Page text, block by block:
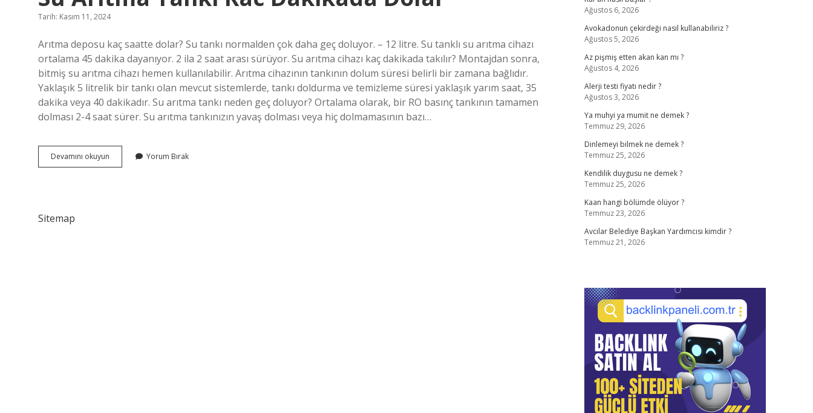
Tarih: Kasım 11, 2024
Arıtma deposu kaç saatte dolar? Su tankı normalden çok daha geç doluyor. – 12 litre. Su tanklı su arıtma cihazı
ortalama 45 dakika dayanıyor. 2 ila 2 saat arası sürüyor. Su arıtma cihazı kaç dakikada takılır? Montajdan sonra,
bitmiş su arıtma cihazı hemen kullanılabilir. Arıtma cihazının tankının dolum süresi belirli bir zamana bağlıdır.
Yaklaşık 5 litrelik bir tankı olan mevcut sistemlerde, tankı doldurma ve temizleme süresi yaklaşık yarım saat, 35
dakika veya 40 dakikadır. Su arıtma tankı neden geç doluyor? Ortalama olarak, bir RO basınç tankının tamamen
dolması 2-4 saat sürer. Su arıtma tankınızın yavaş dolması veya hiç dolmamasının bazı…
Devamını okuyun
Arıtma
Yorum Bırak
Sitemap
Ağustos 6, 2026
Avokadonun çekirdeği nasıl kullanabiliriz ?
Ağustos 5, 2026
Az pişmiş etten akan kan mı ?
Ağustos 4, 2026
Alerji testi fiyatı nedir ?
Ağustos 3, 2026
Ya muhyi ya mumit ne demek ?
Temmuz 29, 2026
Dinlemeyi bilmek ne demek ?
Temmuz 25, 2026
Kendilik duygusu ne demek ?
Temmuz 25, 2026
Kaan hangi bölümde ölüyor ?
Temmuz 23, 2026
Avcılar Belediye Başkan Yardımcısı kimdir ?
Temmuz 21, 2026